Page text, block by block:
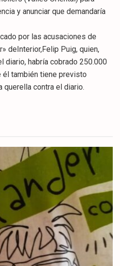
y anunciar que demandaría
por las acusaciones de
deInterior,Felip Puig, quien,
diario, habría cobrado 250.000
él también tiene previsto
querella contra el diario.